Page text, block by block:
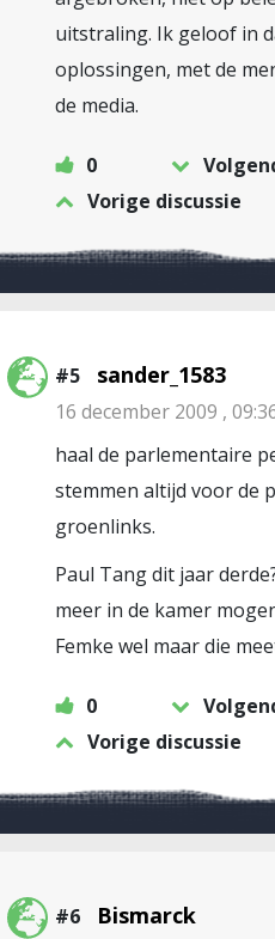
uitstraling. Ik geloof in
oplossingen, met de
de media.
0
Vorige discussie
#5 sander_1583
16 december 2009 ,
haal de parlementaire
stemmen altijd voor de
groenlinks.
Paul Tang dit jaar
meer in de kamer
Femke wel maar die
0
Vorige discussie
#6 Bismarck